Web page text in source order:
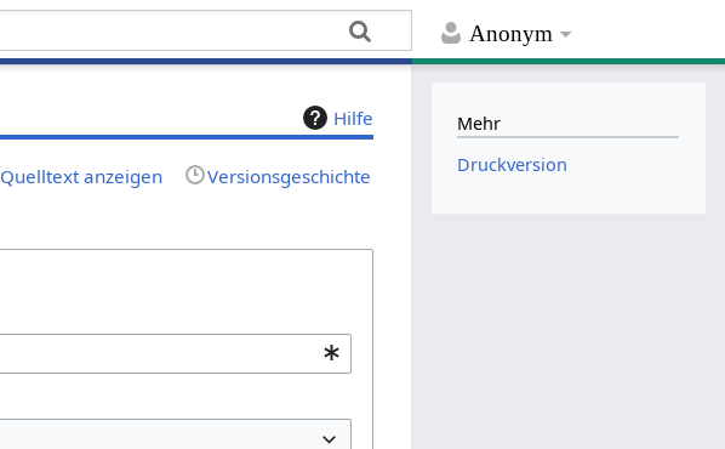
Anonym
Hilfe
Quelltext anzeigen Versionsgeschichte
Mehr
Druckversion